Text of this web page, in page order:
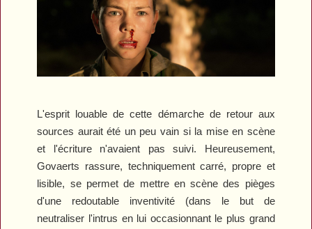
L'esprit louable de cette démarche de retour aux
sources aurait été un peu vain si la mise en scène
et l'écriture n'avaient pas suivi. Heureusement,
Govaerts rassure, techniquement carré, propre et
lisible, se permet de mettre en scène des pièges
d'une redoutable inventivité (dans le but de
neutraliser l'intrus en lui occasionnant le plus grand